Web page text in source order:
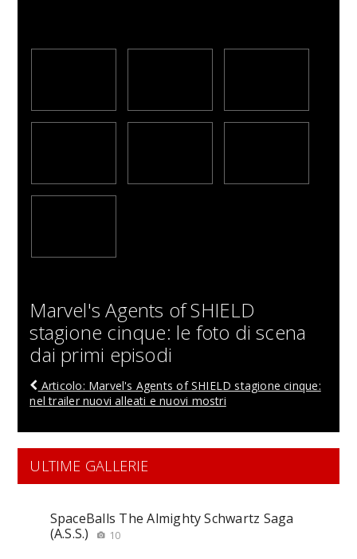
Marvel's Agents of SHIELD
stagione cinque: le foto di scena
dai primi episodi
Articolo: Marvel's Agents of SHIELD stagione cinque:
nel trailer nuovi alleati e nuovi mostri
ULTIME GALLERIE
SpaceBalls The Almighty Schwartz Saga
(A.S.S.)
10